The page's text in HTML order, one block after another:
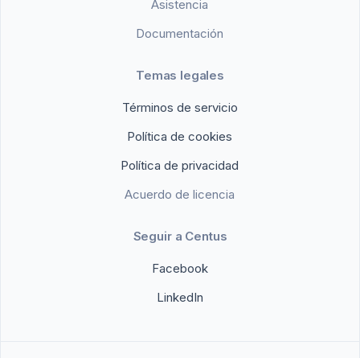
Asistencia
Documentación
Temas legales
Términos de servicio
Política de cookies
Política de privacidad
Acuerdo de licencia
Seguir a Centus
Facebook
LinkedIn